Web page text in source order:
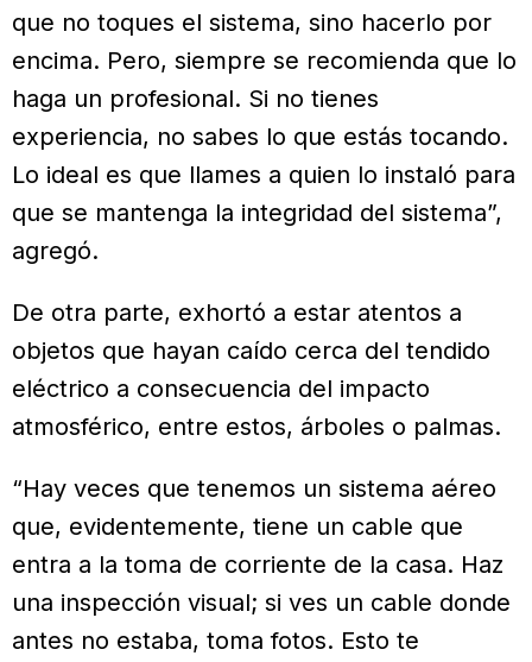
que no toques el sistema, sino hacerlo por
encima. Pero, siempre se recomienda que lo
haga un profesional. Si no tienes
experiencia, no sabes lo que estás tocando.
Lo ideal es que llames a quien lo instaló para
que se mantenga la integridad del sistema”,
agregó.
De otra parte, exhortó a estar atentos a
objetos que hayan caído cerca del tendido
eléctrico a consecuencia del impacto
atmosférico, entre estos, árboles o palmas.
“Hay veces que tenemos un sistema aéreo
que, evidentemente, tiene un cable que
entra a la toma de corriente de la casa. Haz
una inspección visual; si ves un cable donde
antes no estaba, toma fotos. Esto te